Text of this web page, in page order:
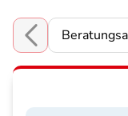
Choose a section